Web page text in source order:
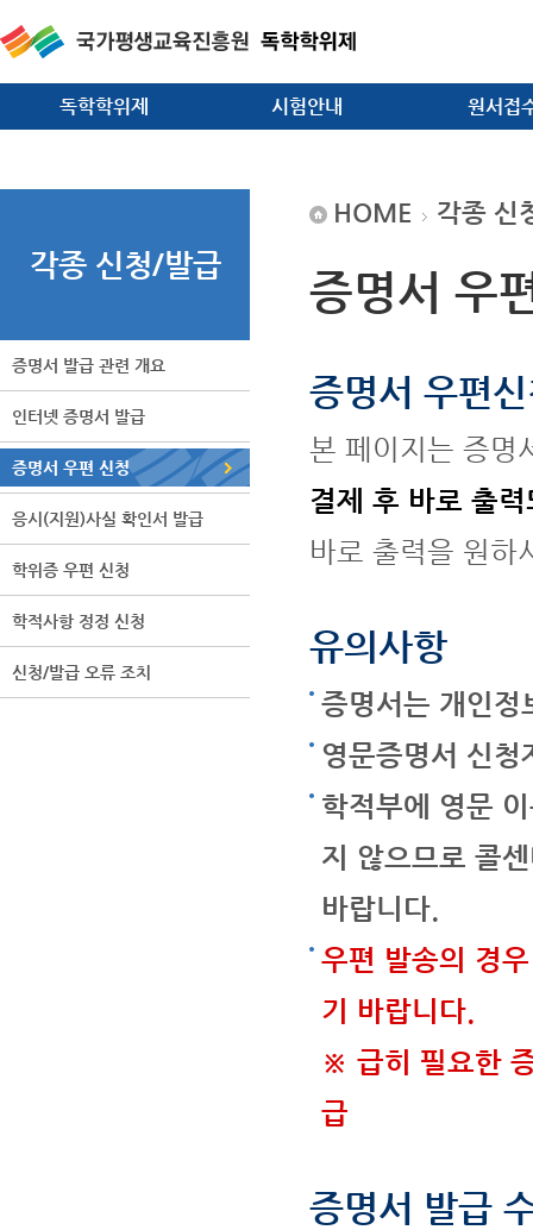
독학학위제 시험안내 원서접
각종 신청/발급
증명서 발급 관련 개요
인터넷 증명서 발급
증명서 우편 신청
응시(지원)사실 확인서 발급
학위증 우편 신청
학적사항 정정 신청
신청/발급 오류 조치
HOME 각종 신
증명서 우
증명서 우편
본 페이지는 증명
결제 후 바로 출
바로 출력을 원하
유의사항
증명서는 개인정
영문증명서 신
학적부에 영문
지 않으므로 콜
바랍니다.
우편 발송의 경
기 바랍니다.
※ 급히 필요한
급
증명서 발급